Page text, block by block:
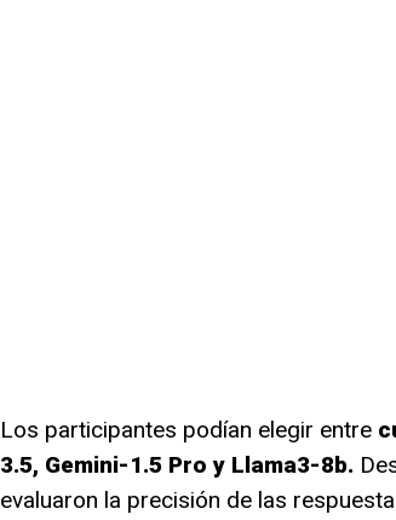
Los participantes podían elegir entre
3.5, Gemini-1.5 Pro y Llama3-8b.
evaluaron la precisión de las